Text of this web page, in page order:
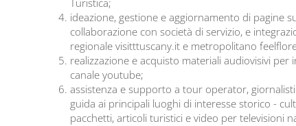
Turistica;
ideazione, gestione e aggiornamento di pagine
collaborazione con società di servizio, e
regionale visitttuscany.it e metropolitano
realizzazione e acquisto materiali audiovisivi
canale youtube;
assistenza e supporto a tour operator,
guida ai principali luoghi di interesse storico -
pacchetti, articoli turistici e video per televisioni